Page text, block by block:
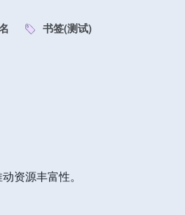
书签(测试)
资源丰富性。